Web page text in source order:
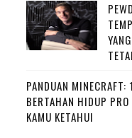
PANDUAN
BERTAHAN HIDUP
KAMU KETAHUI